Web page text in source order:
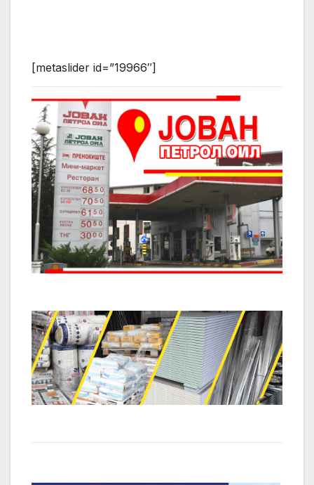
[metaslider id=”19966″]